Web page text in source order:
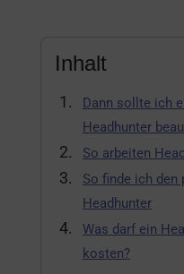
Inhalt
Dann sollte ich
Headhunter
So arbeiten
So finde ich den
Headhunter
Was darf ein
kosten?